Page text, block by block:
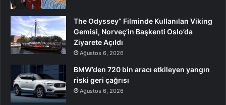
The Odyssey” Filminde Kullanılan Viking
Gemisi, Norveç’in Başkenti Oslo’da
Ziyarete Açıldı
Ağustos 6, 2026
BMW’den 720 bin aracı etkileyen yangın
riski geri çağrısı
Ağustos 6, 2026